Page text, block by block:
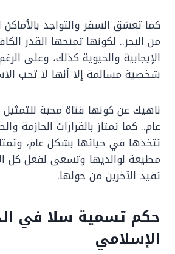
كما تعشق السفر والتواجد
من البحر.. لكونها تمنحها القدر
الإيجابية والحيوية كذلك، وعلى
شخصية مسالمة إلا أنها لا تحب
ناهيك عن كونها فتاة محبة
عام.. كما تمتاز بالقرارات الحازمة
تتخذها في حياتها بشكل عام،
مطيعة لوالديها وتسعى لفعل كل
تفيد الآخرين من حولها.
حكم تسمية سلا في
الإسلامي